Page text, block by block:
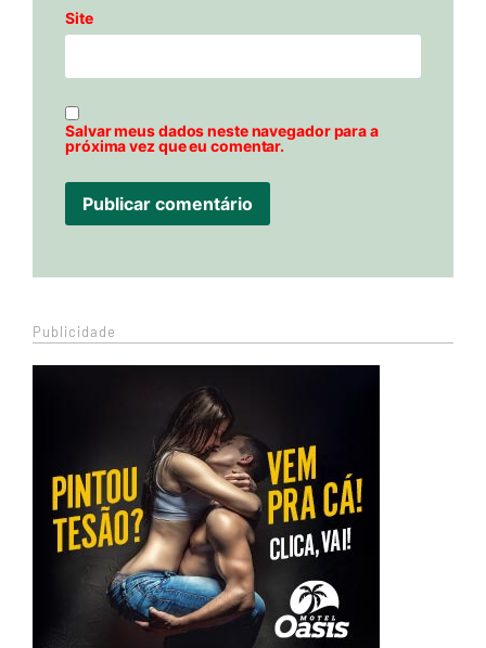
Site
Salvar meus dados neste navegador para a
próxima vez que eu comentar.
Publicidade